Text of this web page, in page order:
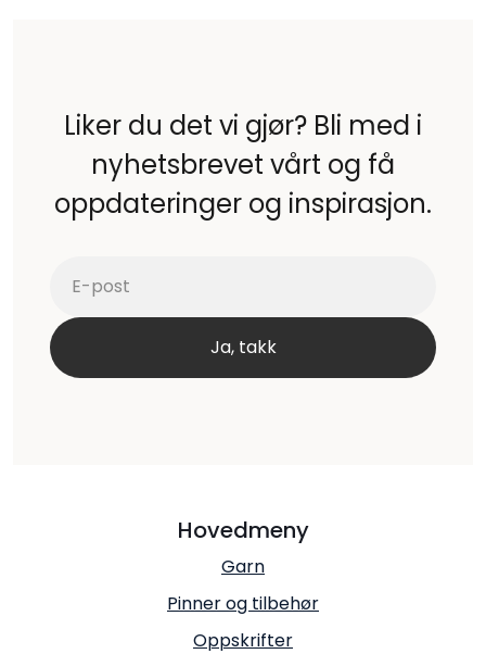
Liker du det vi gjør? Bli med i
nyhetsbrevet vårt og få
oppdateringer og inspirasjon.
Hovedmeny
Garn
Pinner og tilbehør
Oppskrifter